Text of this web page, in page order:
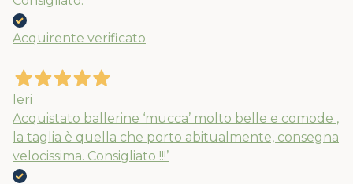
Acquirente verificato
Ieri
Acquistato ballerine ‘mucca’ molto belle e comode ,
la taglia è quella che porto abitualmente, consegna
velocissima. Consigliato !!!’
Nuovi ribassi fino al 70%
chiusura solo per gli ordini effettuati
entro il 5/08